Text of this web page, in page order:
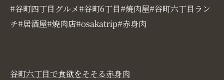
#谷町四丁目グルメ#谷町6丁目#焼肉屋#谷町六丁目ラン
チ#居酒屋#焼肉店#osakatrip#赤身肉
谷町六丁目で食欲をそそる赤身肉